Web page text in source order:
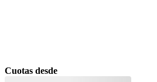
Cuotas desde